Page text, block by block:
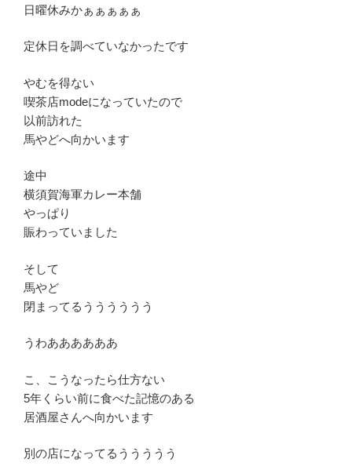
日曜休みかぁぁぁぁぁ
定休日を調べていなかったです
やむを得ない
喫茶店modeになっていたので
以前訪れた
馬やどへ向かいます
途中
横須賀海軍カレー本舗
やっぱり
賑わっていました
そして
馬やど
閉まってるうううううう
うわああああああ
こ、こうなったら仕方ない
5年くらい前に食べた記憶のある
居酒屋さんへ向かいます
別の店になってるううううう